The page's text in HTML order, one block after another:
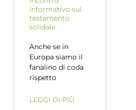
informativo sul
testamento
solidale
Anche se in
Europa siamo il
fanalino di coda
rispetto
LEGGI DI PIÙ